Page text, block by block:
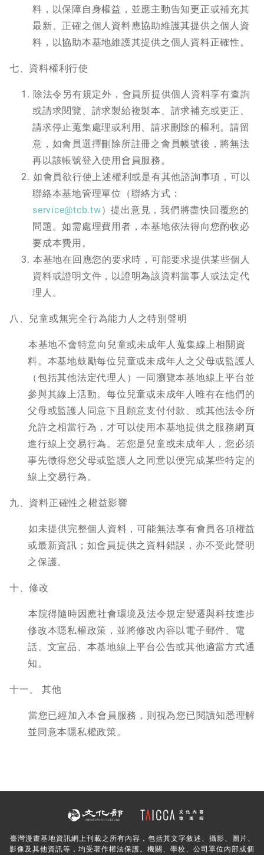
料，以保障自身權益，並應主動告知更正或補充其
最新、正確之個人資料應協助維護其提供之個人資
料，以協助本基地維護其提供之個人資料正確性。
七、資料權利行使
除法令另有規定外，會員所提供個人資料享有查詢
或請求閱覽、請求製給複製本、請求補充或更正、
請求停止蒐集處理或利用、請求刪除的權利。請留
意，如會員選擇刪除所註冊之會員帳號後，將無法
再以該帳號登入使用會員服務。
如會員欲行使上述權利或是有其他諮詢事項，可以
聯絡本基地管理單位（聯絡方式：
service@tcb.tw）提出意見，我們將盡快回覆您的
問題。如需處理費用者，本基地依法得向您酌收必
要成本費用。
本基地在回應您的要求時，可能要求提供某些個人
資料或證明文件，以證明為該資料當事人或法定代
理人。
八、兒童或無完全行為能力人之特別聲明
本基地不會特意向兒童或未成年人蒐集線上相關資
料。本基地鼓勵每位兒童或未成年人之父母或監護人
（包括其他法定代理人）一同瀏覽本基地線上平台並
參與其線上活動。每位兒童或未成年人唯有在他們的
父母或監護人同意下且願意支付付款、或其他法令所
允許之相當行為，才可以使用本基地提供之服務網頁
進行線上交易行為。若您是兒童或未成年人，您必須
事先徵得您父母或監護人之同意以便完成某些特定的
線上交易行為。
九、資料正確性之權益影響
如未提供完整個人資料，可能無法享有會員各項權益
或最新資訊；如會員提供之資料錯誤，亦不受此聲明
之保護。
十、修改
本院得隨時因應社會環境及法令規定變遷與科技進步
修改本隱私權政策，並將修改內容以電子郵件、電
話、文宣品、本基地線上平台公告或其他適當方式通
知。
十一、 其他
當您已經加入本會員服務，則視為您已閱讀知悉理解
並同意本隱私權政策。
臺灣漫畫基地資訊網上刊載之所有內容，包括其文字敘述、攝影、圖片、
影像及其他資訊等，均受著作權法保護。機關、學校、公司單位內部或個